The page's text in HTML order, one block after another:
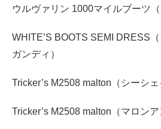
ウルヴァリン 1000マイルブーツ（
WHITE’S BOOTS SEMI DRESS
ガンディ）
Tricker’s M2508 malton（シーシェ
Tricker’s M2508 malton（マロンア